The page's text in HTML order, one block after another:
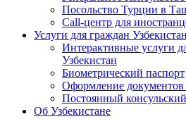
Посольство Турции в
Call-центр для
Услуги для граждан
Интерактивные услуги
Узбекистан
Биометрический паспорт
Оформление
Постоянный
Об Узбекистане